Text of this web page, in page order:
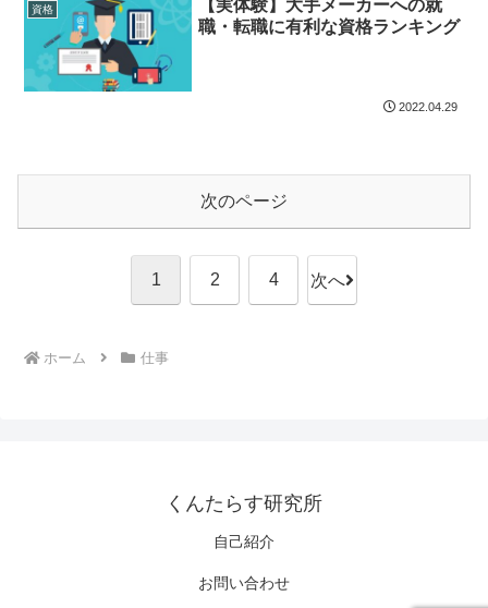
資格
【実体験】大手メーカーへの就
職・転職に有利な資格ランキング
2022.04.29
次のページ
1 2 4 次へ
ホーム 仕事
くんたらす研究所
自己紹介
お問い合わせ